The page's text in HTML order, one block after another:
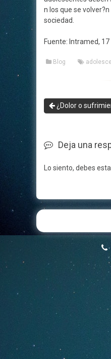
n los que se
sociedad.
Fuente: Intramed,
Blog
¿Dolor o
Deja una
Lo siento, debes